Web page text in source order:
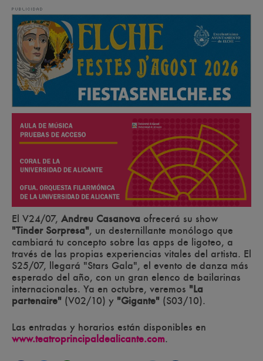
El V24/07, Andreu Casanova ofrecerá su show
"Tinder Sorpresa", un desternillante monólogo que
cambiará tu concepto sobre las apps de ligoteo, a
través de las propias experiencias vitales del artista. El
S25/07, llegará "Stars Gala", el evento de danza más
esperado del año, con un gran elenco de bailarinas
internacionales. Ya en octubre, veremos "La
partenaire" (V02/10) y "Gigante" (S03/10).
Las entradas y horarios están disponibles en
www.teatroprincipaldealicante.com.